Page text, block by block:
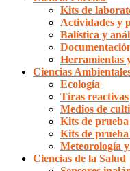
Kits de
Actividades y
Balística y
Herramientas
Ciencias
Ecología
Tiras reactivas
Medios de
Kits de prueba
Kits de prueba
Meteorología y
Ciencias de la Salud